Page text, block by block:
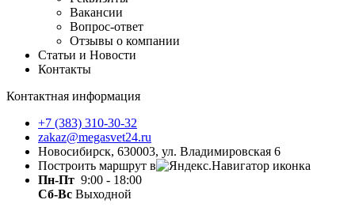
Вакансии
Вопрос-ответ
Отзывы о компании
Статьи и Новости
Контакты
Контактная информация
+7 (383) 310-30-32
zakaz@megasvet24.ru
Новосибирск, 630003, ул. Владимировская 6
Построить маршрут в
Пн-Пт 9:00 - 18:00
Сб-Вс Выходной